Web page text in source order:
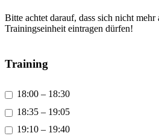
Bitte achtet darauf, dass sich nicht mehr
Trainingseinheit eintragen dürfen!
Training
18:00 – 18:30
18:35 – 19:05
19:10 – 19:40